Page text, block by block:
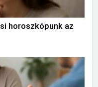
horoszkópunk az